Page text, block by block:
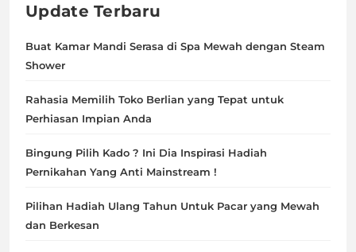
Update Terbaru
Buat Kamar Mandi Serasa di Spa Mewah dengan Steam
Shower
Rahasia Memilih Toko Berlian yang Tepat untuk
Perhiasan Impian Anda
Bingung Pilih Kado ? Ini Dia Inspirasi Hadiah
Pernikahan Yang Anti Mainstream !
Pilihan Hadiah Ulang Tahun Untuk Pacar yang Mewah
dan Berkesan